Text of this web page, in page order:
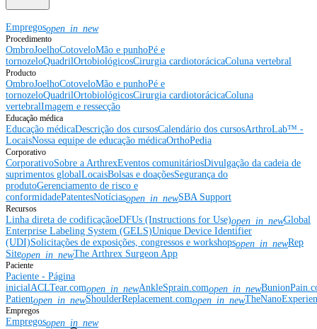
Empregosopen_in_new
Procedimento
OmbroJoelhoCotoveloMão e punhoPé e
tornozeloQuadrilOrtobiológicosCirurgia cardiotorácicaColuna vertebral
Producto
OmbroJoelhoCotoveloMão e punhoPé e
tornozeloQuadrilOrtobiológicosCirurgia cardiotorácicaColuna
vertebralImagem e ressecção
Educação médica
Educação médicaDescrição dos cursosCalendário dos cursosArthroLab™ -
LocaisNossa equipe de educação médicaOrthoPedia
Corporativo
CorporativoSobre a ArthrexEventos comunitáriosDivulgação da cadeia de
suprimentos globalLocaisBolsas e doaçõesSegurança do
produtoGerenciamento de risco e
conformidadePatentesNotíciasopen_in_newSBA Support
Recursos
Linha direta de codificaçãoeDFUs (Instructions for Use)open_in_newGlobal
Enterprise Labeling System (GELS)Unique Device Identifier
(UDI)Solicitações de exposições, congressos e workshopsopen_in_newRep
Siteopen_in_newThe Arthrex Surgeon App
Paciente
Paciente - Página
inicial ACLTear.comopen_in_newAnkleSprain.comopen_in_new
Patientopen_in_newShoulderReplacement.comopen_in_new
Empregos
Empregosopen_in_new